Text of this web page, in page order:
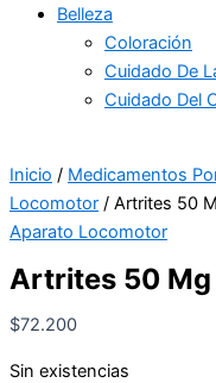
Belleza
Coloración
Cuidado De
Cuidado Del
Inicio / Medicamentos
Locomotor / Artrites 50
Aparato Locomotor
Artrites 50
$72.200
Sin existencias